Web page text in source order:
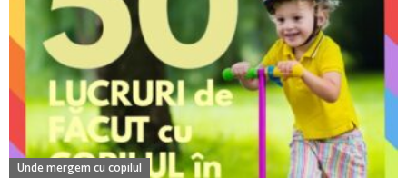
Unde mergem cu copilul